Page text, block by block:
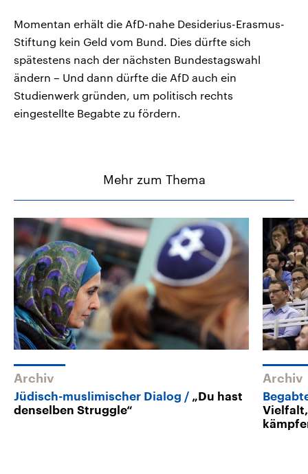
Momentan erhält die AfD-nahe Desiderius-Erasmus-
Stiftung kein Geld vom Bund. Dies dürfte sich
spätestens nach der nächsten Bundestagswahl
ändern – Und dann dürfte die AfD auch ein
Studienwerk gründen, um politisch rechts
eingestellte Begabte zu fördern.
Mehr zum Thema
Archiv
Jüdisch-muslimischer Dialog
„Du hast
denselben Struggle“
Archiv